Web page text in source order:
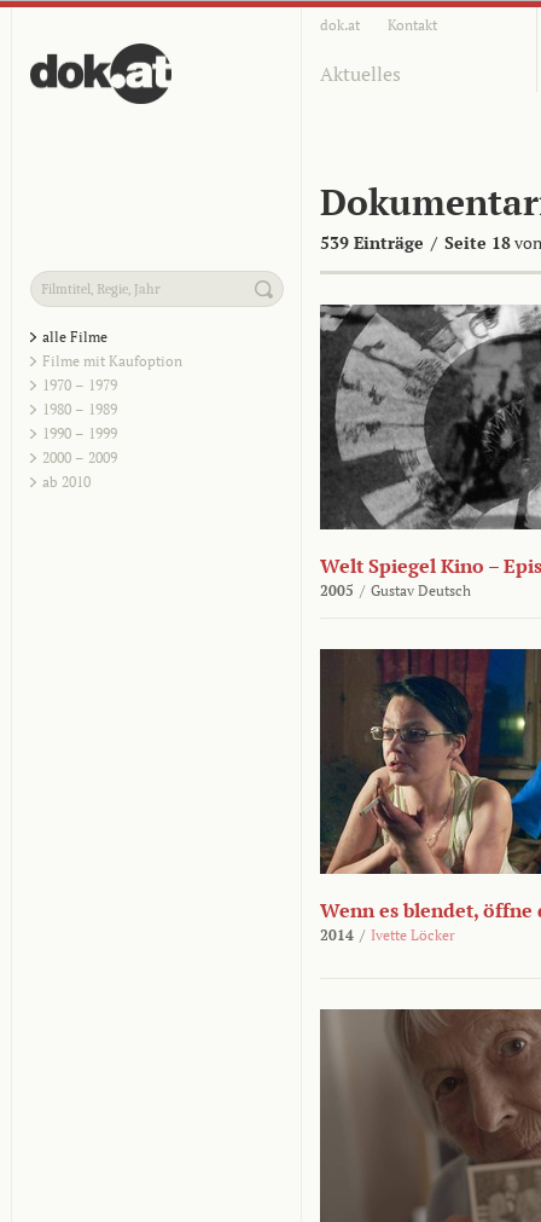
dok.at Kontakt
Aktuelles
539 Einträge / Seite 18
alle Filme
Filme mit Kaufoption
1970 – 1979
1980 – 1989
1990 – 1999
2000 – 2009
ab 2010
Welt Spiegel Kino –
2005 / Gustav Deutsch
Wenn es blendet, öffne
2014 / Ivette Löcker